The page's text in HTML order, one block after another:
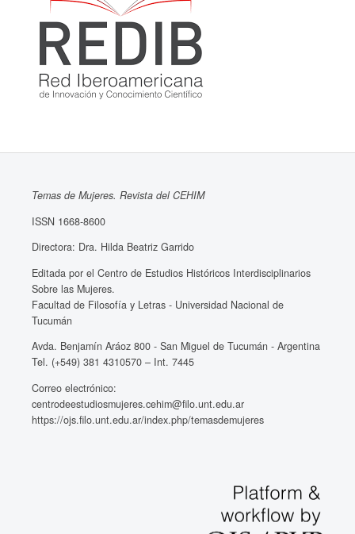
Temas de Mujeres. Revista del CEHIM
ISSN 1668-8600
Directora: Dra. Hilda Beatriz Garrido
Editada por el Centro de Estudios Históricos Interdisciplinarios
Sobre las Mujeres.
Facultad de Filosofía y Letras - Universidad Nacional de
Tucumán
Avda. Benjamín Aráoz 800 - San Miguel de Tucumán - Argentina
Tel. (+549) 381 4310570 – Int. 7445
Correo electrónico:
centrodeestudiosmujeres.cehim@filo.unt.edu.ar
https://ojs.filo.unt.edu.ar/index.php/temasdemujeres